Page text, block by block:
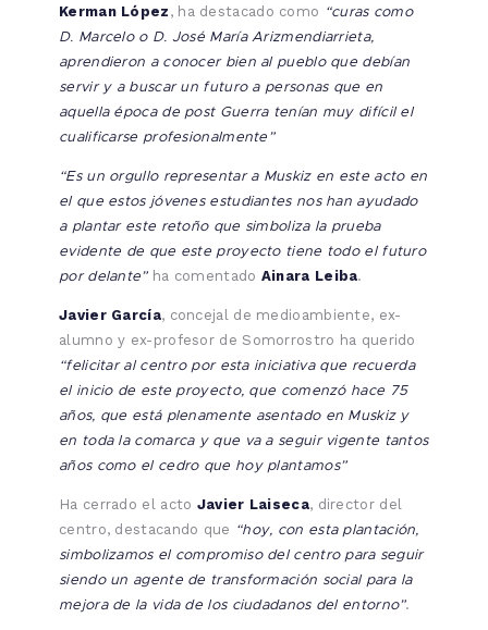
Kerman López , ha destacado como “curas como
D. Marcelo o D. José María Arizmendiarrieta,
aprendieron a conocer bien al pueblo que debían
servir y a buscar un futuro a personas que en
aquella época de post Guerra tenían muy difícil el
cualificarse profesionalmente”
“Es un orgullo representar a Muskiz en este acto en
el que estos jóvenes estudiantes nos han ayudado
a plantar este retoño que simboliza la prueba
evidente de que este proyecto tiene todo el futuro
por delante”ha comentado Ainara Leiba.
Javier García, concejal de medioambiente, ex-
alumno y ex-profesor de Somorrostro ha querido
“felicitar al centro por esta iniciativa que recuerda
el inicio de este proyecto, que comenzó hace 75
años, que está plenamente asentado en Muskiz y
en toda la comarca y que va a seguir vigente tantos
años como el cedro que hoy plantamos”
Ha cerrado el acto Javier Laiseca, director del
centro, destacando que “hoy, con esta plantación,
simbolizamos el compromiso del centro para seguir
siendo un agente de transformación social para la
mejora de la vida de los ciudadanos del entorno”.